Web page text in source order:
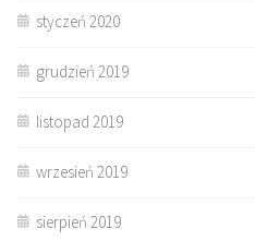
styczeń 2020
grudzień 2019
listopad 2019
wrzesień 2019
sierpień 2019